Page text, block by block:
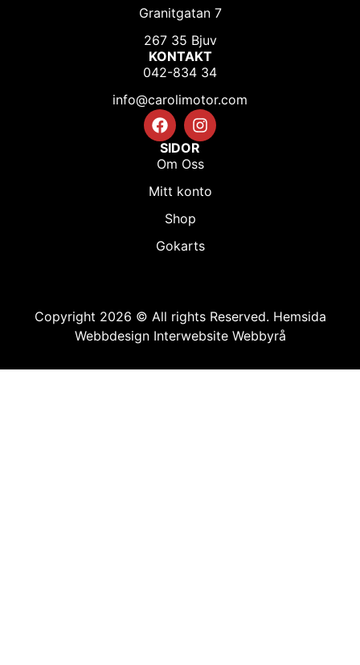
Granitgatan 7
267 35 Bjuv
KONTAKT
042-834 34
info@carolimotor.com
SIDOR
Om Oss
Mitt konto
Shop
Gokarts
Copyright 2026 © All rights Reserved. Hemsida
Webbdesign Interwebsite Webbyrå